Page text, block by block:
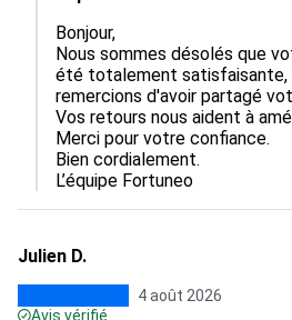
Bonjour,
Nous sommes désolés que
été totalement satisfaisante,
remercions d'avoir partagé
Vos retours nous aident à
Merci pour votre confiance.
Bien cordialement.
L’équipe Fortuneo
Julien D.
4 août 2026
Avis vérifié